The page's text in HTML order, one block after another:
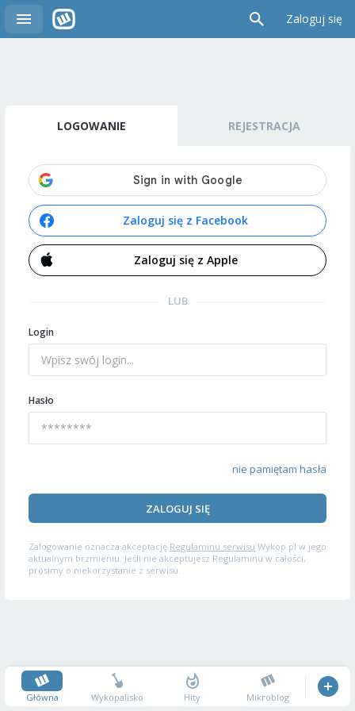
Zaloguj się
LOGOWANIE REJESTRACJA
Zaloguj się z Facebook
Zaloguj się z Apple
LUB
Login
Hasło
nie pamiętam hasła
ZALOGUJ SIĘ
Zalogowanie oznacza akceptację Regulaminu serwisu Wykop.pl w jego
aktualnym brzmieniu. Jeśli nie akceptujesz Regulaminu w całości,
prosimy o niekorzystanie z serwisu.
Główna Wykopalisko Hity Mikroblog